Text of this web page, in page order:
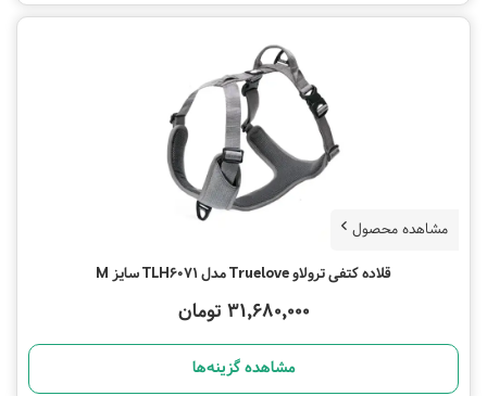
مشاهده محصول
قلاده کتفی ترولاو Truelove مدل TLH6071 سایز M
31,680,000 تومان
مشاهده گزینه‌ها